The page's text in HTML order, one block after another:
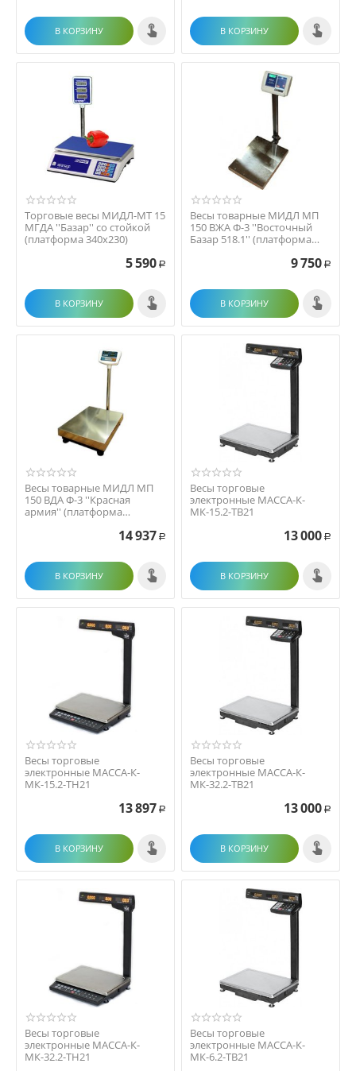
В КОРЗИНУ В КОРЗИНУ
Торговые весы МИДЛ-МТ 15
МГДА ''Базар'' со стойкой
(платформа 340х230)
5 590 Р
В КОРЗИНУ
Весы товарные МИДЛ МП
150 ВЖА Ф-3 ''Восточный
Базар 518.1'' (платформа
9 750 Р
В КОРЗИНУ
Весы товарные МИДЛ МП
150 ВДА Ф-3 ''Красная
армия'' (платформа
14 937 Р
В КОРЗИНУ
Весы торговые
электронные МАССА-К-
МК-15.2-ТВ21
13 000 Р
В КОРЗИНУ
Весы торговые
электронные МАССА-К-
МК-15.2-ТН21
13 897 Р
В КОРЗИНУ
Весы торговые
электронные МАССА-К-
МК-32.2-ТВ21
13 000 Р
В КОРЗИНУ
Весы торговые
электронные МАССА-К-
МК-32.2-ТН21
Весы торговые
электронные МАССА-К-
МК-6.2-ТВ21